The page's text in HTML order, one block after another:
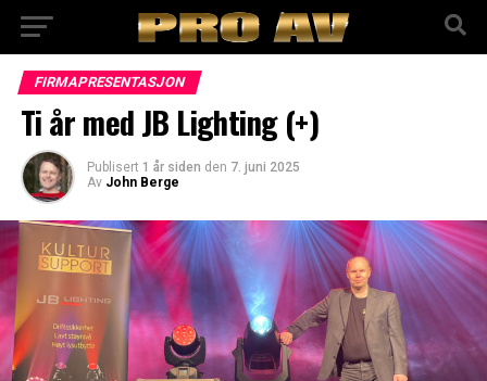
FIRMAPRESENTASJON
Ti år med JB Lighting (+)
Publisert 1 år siden den 7. juni 2025
Av John Berge